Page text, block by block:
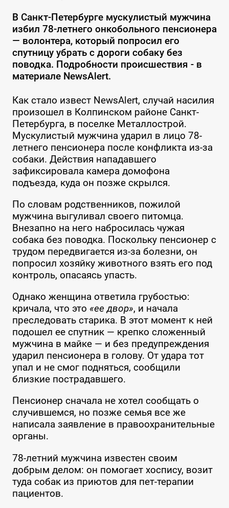
В Санкт-Петербурге мускулистый мужчина
избил 78-летнего онкобольного пенсионера
— волонтера, который попросил его
спутницу убрать с дороги собаку без
поводка. Подробности происшествия - в
материале NewsAlert.
Как стало извест NewsAlert, случай насилия
произошел в Колпинском районе Санкт-
Петербурга, в поселке Металлострой.
Мускулистый мужчина ударил в лицо 78-
летнего пенсионера после конфликта из-за
собаки. Действия нападавшего
зафиксировала камера домофона
подъезда, куда он позже скрылся.
По словам родственников, пожилой
мужчина выгуливал своего питомца.
Внезапно на него набросилась чужая
собака без поводка. Поскольку пенсионер с
трудом передвигается из-за болезни, он
попросил хозяйку животного взять его под
контроль, опасаясь упасть.
Однако женщина ответила грубостью:
кричала, что это «ее двор», и начала
преследовать старика. В этот момент к ней
подошел ее спутник — крепко сложенный
мужчина в майке — и без предупреждения
ударил пенсионера в голову. От удара тот
упал и не смог подняться, сообщили
близкие пострадавшего.
Пенсионер сначала не хотел сообщать о
случившемся, но позже семья все же
написала заявление в правоохранительные
органы.
78-летний мужчина известен своим
добрым делом: он помогает хоспису, возит
туда собак из приютов для пет-терапии
пациентов.